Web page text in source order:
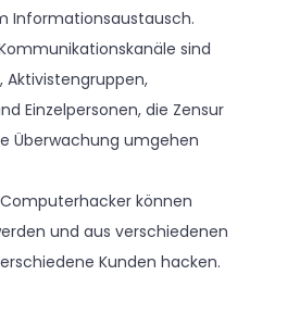
Informationsaustausch.
sind
Aktivistengruppen,
Einzelpersonen, die Zensur
Überwachung umgehen
können
und aus verschiedenen
Kunden hacken.